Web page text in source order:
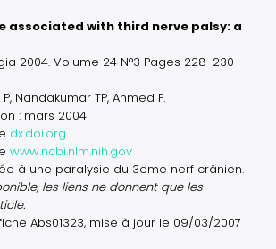
associated with third nerve palsy: a
2004. Volume 24 N°3 Pages 228-230 -
Nandakumar TP, Ahmed F.
: mars 2004
dx.doi.org
www.ncbi.nlm.nih.gov
à une paralysie du 3eme nerf crânien.
les liens ne donnent que les
Abs01323, mise à jour le 09/03/2007